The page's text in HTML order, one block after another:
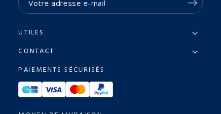
UTILES
CONTACT
PAIEMENTS SÉCURISÉS